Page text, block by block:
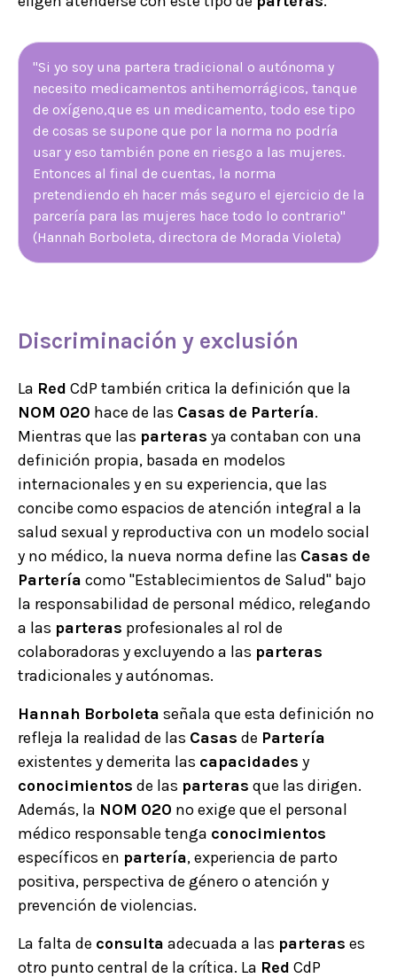
"Si yo soy una partera tradicional o autónoma y
necesito medicamentos antihemorrágicos, tanque
de oxígeno,que es un medicamento, todo ese tipo
de cosas se supone que por la norma no podría
usar y eso también pone en riesgo a las mujeres.
Entonces al final de cuentas, la norma
pretendiendo eh hacer más seguro el ejercicio de la
parcería para las mujeres hace todo lo contrario"
(Hannah Borboleta, directora de Morada Violeta)
Discriminación y exclusión
La Red CdP también critica la definición que la
NOM 020 hace de las Casas de Partería.
Mientras que las parteras ya contaban con una
definición propia, basada en modelos
internacionales y en su experiencia, que las
concibe como espacios de atención integral a la
salud sexual y reproductiva con un modelo social
y no médico, la nueva norma define las Casas de
Partería como "Establecimientos de Salud" bajo
la responsabilidad de personal médico, relegando
a las parteras profesionales al rol de
colaboradoras y excluyendo a las parteras
tradicionales y autónomas.
Hannah Borboleta señala que esta definición no
refleja la realidad de las Casas de Partería
existentes y demerita las capacidades y
conocimientos de las parteras que las dirigen.
Además, la NOM 020 no exige que el personal
médico responsable tenga conocimientos
específicos en partería, experiencia de parto
positiva, perspectiva de género o atención y
prevención de violencias.
La falta de consulta adecuada a las parteras es
otro punto central de la crítica. La Red CdP